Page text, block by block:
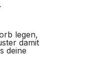
legen,
damit
deine